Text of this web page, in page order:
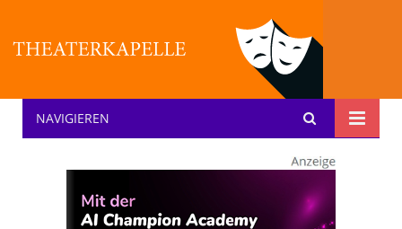
Theater: [KA] :pelle
NAVIGIEREN